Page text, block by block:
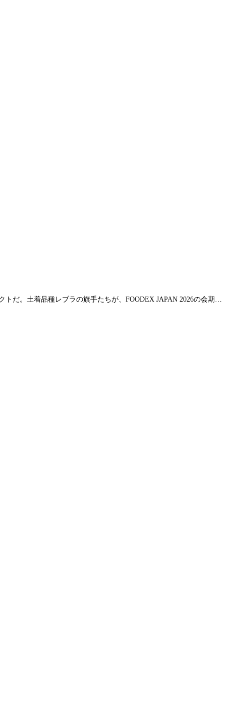
だ。土着品種レブラの旗手たちが、FOODEX JAPAN 2026の会期…